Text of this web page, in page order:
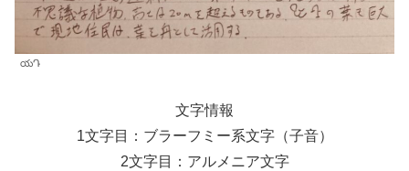
యԴ
文字情報
1文字目：ブラーフミー系文字（子音）
2文字目：アルメニア文字